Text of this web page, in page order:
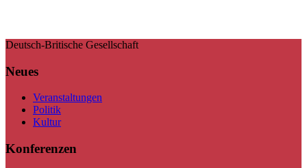
Deutsch-Britische Gesellschaft
Neues
Veranstaltungen
Politik
Kultur
Konferenzen